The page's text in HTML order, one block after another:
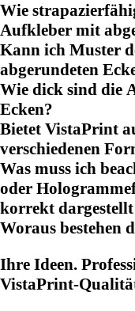
Wie
Aufkleber mit
Kann ich Muster
abgerundeten
Wie dick sind die
Ecken?
Bietet VistaPrint
verschiedenen
Was muss ich
oder
korrekt
Woraus bestehen
Ihre Ideen.
VistaPrint-